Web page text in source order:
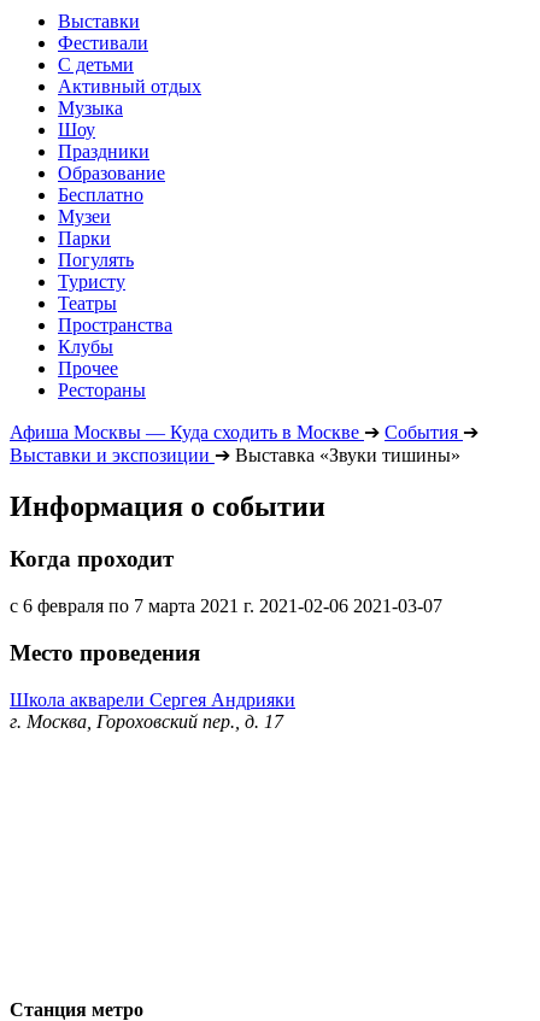
Выставки
Фестивали
С детьми
Активный отдых
Музыка
Шоу
Праздники
Образование
Бесплатно
Музеи
Парки
Погулять
Туристу
Театры
Пространства
Клубы
Прочее
Рестораны
Афиша Москвы — Куда сходить в Москве ➔ События ➔
Выставки и экспозиции ➔ Выставка «Звуки тишины»
Информация о событии
Когда проходит
с 6 февраля по 7 марта 2021 г. 2021-02-06 2021-03-07
Место проведения
Школа акварели Сергея Андрияки
г. Москва, Гороховский пер., д. 17
Станция метро